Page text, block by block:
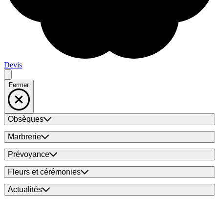
Devis
Fermer
Obsèques
Marbrerie
Prévoyance
Fleurs et cérémonies
Actualités